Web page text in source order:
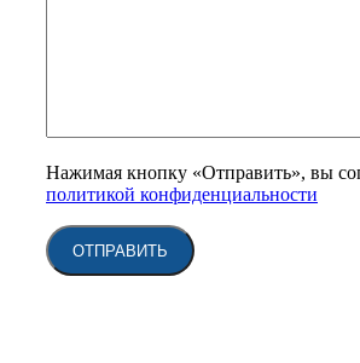
Нажимая кнопку «Отправить», вы
политикой конфиденциальности